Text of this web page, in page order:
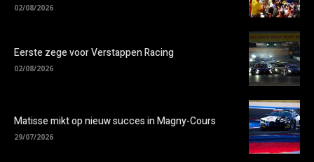
02/08/2026
Eerste zege voor Verstappen Racing
02/08/2026
Matisse mikt op nieuw succes in Magny-Cours
29/07/2026